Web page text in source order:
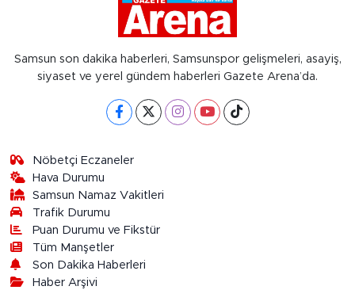
Samsun son dakika haberleri, Samsunspor gelişmeleri, asayiş,
siyaset ve yerel gündem haberleri Gazete Arena’da.
Nöbetçi Eczaneler
Hava Durumu
Samsun Namaz Vakitleri
Trafik Durumu
Puan Durumu ve Fikstür
Tüm Manşetler
Son Dakika Haberleri
Haber Arşivi